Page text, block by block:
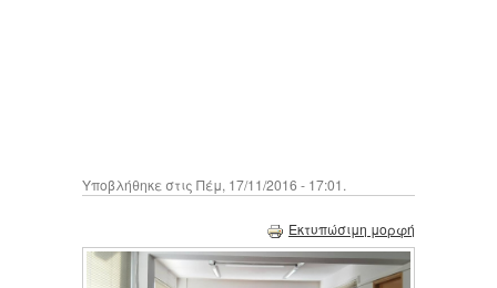
Υποβλήθηκε στις Πέμ, 17/11/2016 - 17:01.
Εκτυπώσιμη μορφή